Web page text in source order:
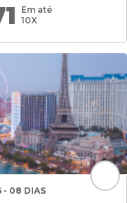
Em até
10X
- 08 DIAS